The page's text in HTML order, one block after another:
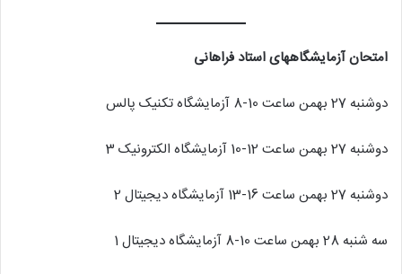
امتحان آزمایشگاههای استاد فراهانی
دوشنبه 27 بهمن ساعت 10-8 آزمایشگاه تکنیک پالس
دوشنبه 27 بهمن ساعت 12-10 آزمایشگاه الکترونیک 3
دوشنبه 27 بهمن ساعت 16-13 آزمایشگاه دیجیتال 2
سه شنبه 28 بهمن ساعت 10-8 آزمایشگاه دیجیتال 1